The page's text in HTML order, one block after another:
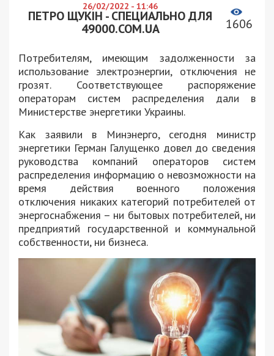
26/02/2022 - 11:46
ПЕТРО ЩУКІН - СПЕЦИАЛЬНО ДЛЯ
49000.COM.UA
1606
Потребителям, имеющим задолженности за
использование электроэнергии, отключения не
грозят. Соответствующее распоряжение
операторам систем распределения дали в
Министерстве энергетики Украины.
Как заявили в Минэнерго, сегодня министр
энергетики Герман Галущенко довел до сведения
руководства компаний операторов систем
распределения информацию о невозможности на
время действия военного положения
отключения никаких категорий потребителей от
энергоснабжения – ни бытовых потребителей, ни
предприятий государственной и коммунальной
собственности, ни бизнеса.